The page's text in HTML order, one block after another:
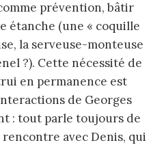
prévention, bâtir
étanche (une « coquille
la serveuse-monteuse
?). Cette nécessité de
en permanence est
de Georges
: tout parle toujours de
avec Denis, qui